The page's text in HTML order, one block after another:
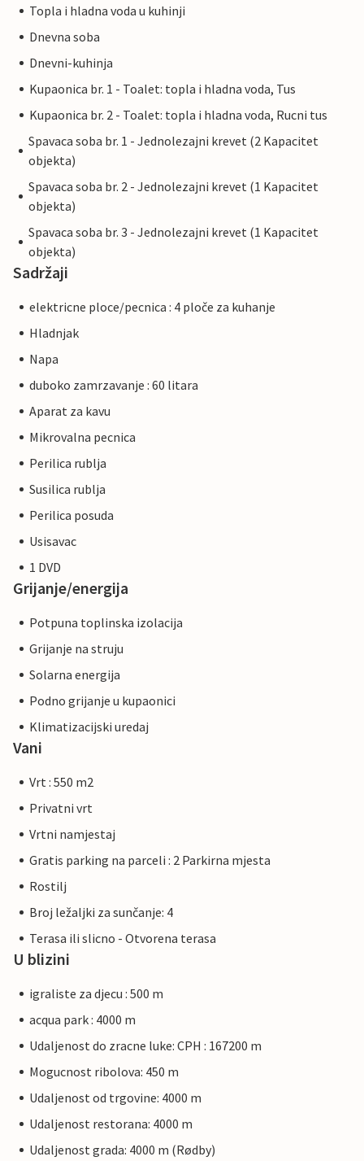
Topla i hladna voda u kuhinji
Dnevna soba
Dnevni-kuhinja
Kupaonica br. 1 - Toalet: topla i hladna voda, Tus
Kupaonica br. 2 - Toalet: topla i hladna voda, Rucni tus
Spavaca soba br. 1 - Jednolezajni krevet (2 Kapacitet
objekta)
Spavaca soba br. 2 - Jednolezajni krevet (1 Kapacitet
objekta)
Spavaca soba br. 3 - Jednolezajni krevet (1 Kapacitet
objekta)
Sadržaji
elektricne ploce/pecnica : 4 ploče za kuhanje
Hladnjak
Napa
duboko zamrzavanje : 60 litara
Aparat za kavu
Mikrovalna pecnica
Perilica rublja
Susilica rublja
Perilica posuda
Usisavac
1 DVD
Grijanje/energija
Potpuna toplinska izolacija
Grijanje na struju
Solarna energija
Podno grijanje u kupaonici
Klimatizacijski uredaj
Vani
Vrt : 550 m2
Privatni vrt
Vrtni namjestaj
Gratis parking na parceli : 2 Parkirna mjesta
Rostilj
Broj ležaljki za sunčanje: 4
Terasa ili slicno - Otvorena terasa
U blizini
igraliste za djecu : 500 m
acqua park : 4000 m
Udaljenost do zracne luke: CPH : 167200 m
Mogucnost ribolova: 450 m
Udaljenost od trgovine: 4000 m
Udaljenost restorana: 4000 m
Udaljenost grada: 4000 m (Rødby)